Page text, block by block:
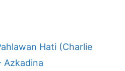
Hati (Charlie
Azkadina